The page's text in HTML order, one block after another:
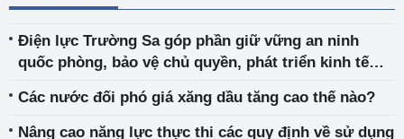
Điện lực Trường Sa góp phần giữ vững an ninh
quốc phòng, bảo vệ chủ quyền, phát triển kinh tế
Các nước đối phó giá xăng dầu tăng cao thế nào?
Nâng cao năng lực thực thi các quy định về sử dụng